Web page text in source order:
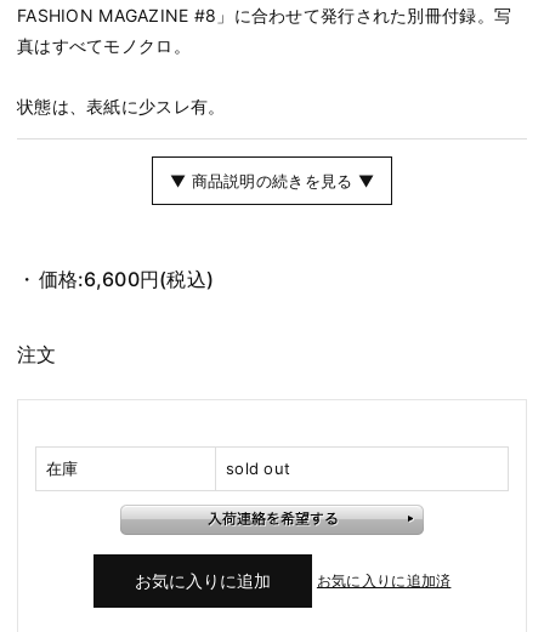
FASHION MAGAZINE #8」に合わせて発行された別冊付録。写
真はすべてモノクロ。
状態は、表紙に少スレ有。
▼ 商品説明の続きを見る ▼
価格:6,600円(税込)
注文
在庫 sold out
お気に入りに追加済